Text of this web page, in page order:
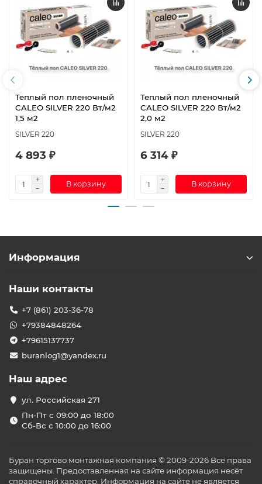
Теплый пол пленочный
CALEO SILVER 220 Вт/м2
1,5 м2
SILVER 220
4 893 ₽
В корзину
Теплый пол пленочный
CALEO SILVER 220 Вт/м2
2,0 м2
SILVER 220
6 314 ₽
В корзину
Информация
Наши контакты
+7 (861) 203-36-78
+79384848264
+79615137737
buranlog1@yandex.ru
Наш адрес
ул. Российская 271
Пн-Пт с 09:00 до 18:00
Сб-Вс с 10:00 до 16:00
Буран торгово монтажная компания © 2009-2026 Все права
защищены. Предоставленная на сайте информация несёт
справочный характер. Информация на сайте не является